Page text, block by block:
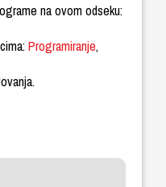
na ovom odseku:
Programiranje,